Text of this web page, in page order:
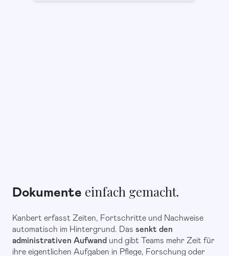
Dokumente einfach gemacht.
Kanbert erfasst Zeiten, Fortschritte und Nachweise
automatisch im Hintergrund. Das senkt den
administrativen Aufwand und gibt Teams mehr Zeit für
ihre eigentlichen Aufgaben in Pflege, Forschung oder